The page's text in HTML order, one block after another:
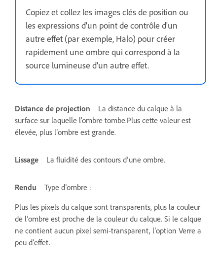
Copiez et collez les images clés de position ou
les expressions d'un point de contrôle d'un
autre effet (par exemple, Halo) pour créer
rapidement une ombre qui correspond à la
source lumineuse d'un autre effet.
Distance de projection
La distance du calque à la
surface sur laquelle l'ombre tombe.Plus cette valeur est
élevée, plus l’ombre est grande.
Lissage La fluidité des contours d’une ombre.
Rendu
Type d’ombre :
Plus les pixels du calque sont transparents, plus la couleur
de l’ombre est proche de la couleur du calque. Si le calque
ne contient aucun pixel semi-transparent, l’option Verre a
peu d’effet.